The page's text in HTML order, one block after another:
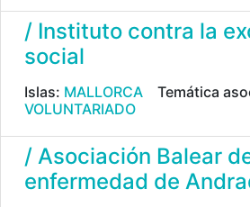
/ Instituto contra la
social
Islas: MALLORCA
Temática
VOLUNTARIADO
/ Asociación Balear
enfermedad de